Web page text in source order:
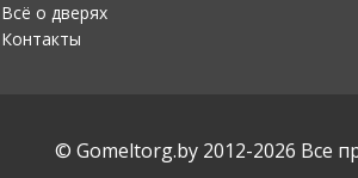
Всё о дверях
Контакты
© Gomeltorg.by 2012-2026 Все